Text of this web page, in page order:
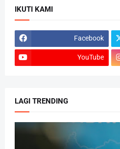
IKUTI KAMI
Facebook
YouTube
LAGI TRENDING